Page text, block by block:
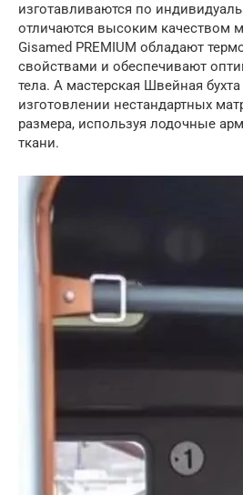
изготавливаются по
отличаются высоким качеством
Gisamed PREMIUM обладают
свойствами и обеспечивают
тела. А мастерская Швейная
изготовлении нестандартных
размера, используя лодочные
ткани.